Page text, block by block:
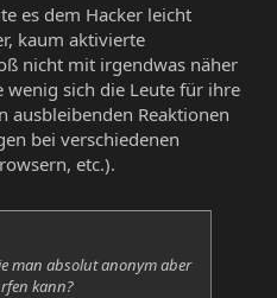
es dem Hacker leicht
kaum aktivierte
nicht mit irgendwas näher
wenig sich die Leute für ihre
ausbleibenden Reaktionen
bei verschiedenen
etc.).
man absolut anonym aber
kann?